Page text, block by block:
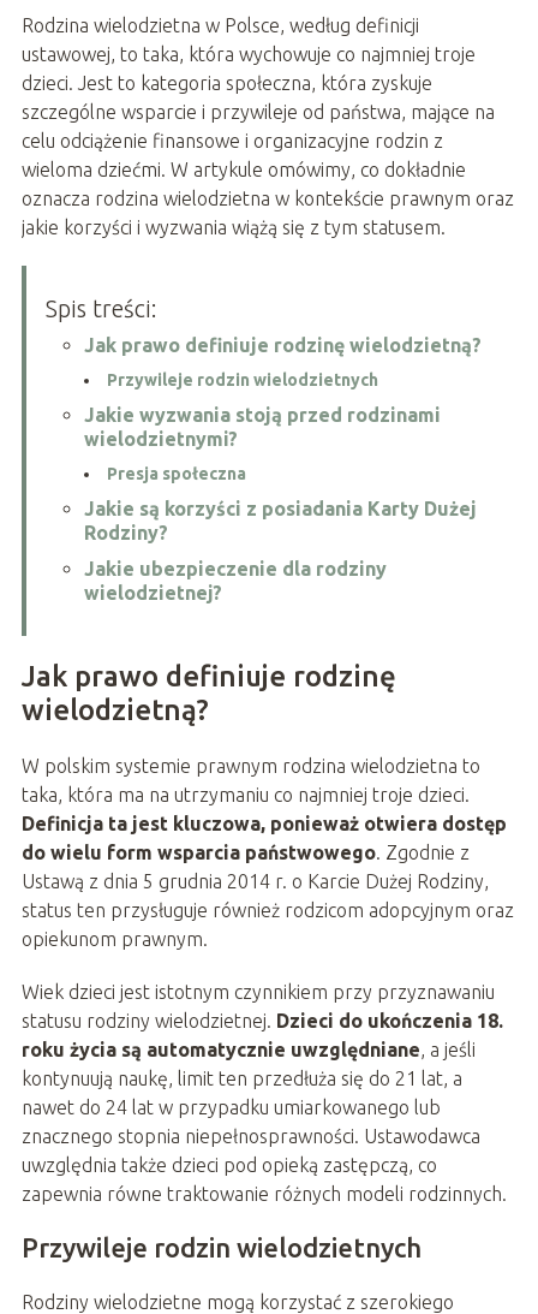
Rodzina wielodzietna w Polsce, według definicji
ustawowej, to taka, która wychowuje co najmniej troje
dzieci. Jest to kategoria społeczna, która zyskuje
szczególne wsparcie i przywileje od państwa, mające na
celu odciążenie finansowe i organizacyjne rodzin z
wieloma dziećmi. W artykule omówimy, co dokładnie
oznacza rodzina wielodzietna w kontekście prawnym oraz
jakie korzyści i wyzwania wiążą się z tym statusem.
Spis treści:
Jak prawo definiuje rodzinę wielodzietną?
Przywileje rodzin wielodzietnych
Jakie wyzwania stoją przed rodzinami
wielodzietnymi?
Presja społeczna
Jakie są korzyści z posiadania Karty Dużej
Rodziny?
Jakie ubezpieczenie dla rodziny
wielodzietnej?
Jak prawo definiuje rodzinę
wielodzietną?
W polskim systemie prawnym rodzina wielodzietna to
taka, która ma na utrzymaniu co najmniej troje dzieci.
Definicja ta jest kluczowa, ponieważ otwiera dostęp
do wielu form wsparcia państwowego. Zgodnie z
Ustawą z dnia 5 grudnia 2014 r. o Karcie Dużej Rodziny,
status ten przysługuje również rodzicom adopcyjnym oraz
opiekunom prawnym.
Wiek dzieci jest istotnym czynnikiem przy przyznawaniu
statusu rodziny wielodzietnej. Dzieci do ukończenia 18.
roku życia są automatycznie uwzględniane, a jeśli
kontynuują naukę, limit ten przedłuża się do 21 lat, a
nawet do 24 lat w przypadku umiarkowanego lub
znacznego stopnia niepełnosprawności. Ustawodawca
uwzględnia także dzieci pod opieką zastępczą, co
zapewnia równe traktowanie różnych modeli rodzinnych.
Przywileje rodzin wielodzietnych
Rodziny wielodzietne mogą korzystać z szerokiego